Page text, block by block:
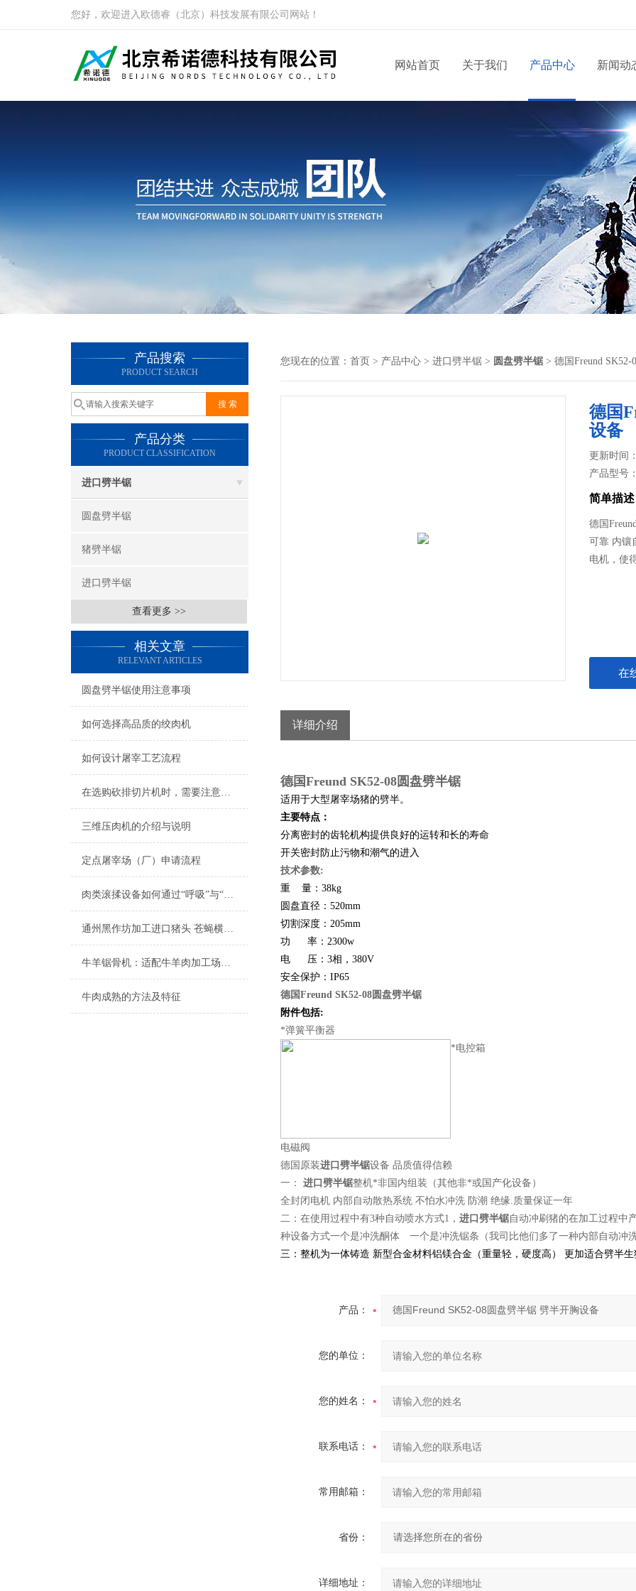
您好，欢迎进入欧德睿（北京）科技发展有限公司网站！
网站首页 关于我们 产品中心 新闻动
产品搜索
PRODUCT SEARCH
产品分类
PRODUCT CLASSIFICATION
进口劈半锯
圆盘劈半锯
猪劈半锯
进口劈半锯
查看更多 >>
相关文章
RELEVANT ARTICLES
圆盘劈半锯使用注意事项
如何选择高品质的绞肉机
如何设计屠宰工艺流程
在选购砍排切片机时，需要注意以下几点
三维压肉机的介绍与说明
定点屠宰场（厂）申请流程
肉类滚揉设备如何通过“呼吸”与“按摩”提升肉类品质？
通州黑作坊加工进口猪头 苍蝇横飞油污遍地受到处罚
牛羊锯骨机：适配牛羊肉加工场景的核心设计优势
牛肉成熟的方法及特征
您现在的位置： 首页 > 产品中心 > 进口劈半锯 > 圆盘劈半锯 > 德国Freund
德国
设备
更新时间
产品型号
简单描述
德国
可靠 内镶
电机，使
在
详细介绍
德国Freund SK52-08圆盘劈半锯
适用于大型屠宰场猪的劈半。
主要特点：
分离密封的齿轮机构提供良好的运转和长的寿命
开关密封防止污物和潮气的进入
技术参数:
重
量： 38kg
圆盘直径： 520mm
切割深度： 205mm
功
率： 2300w
电
压： 3相， 380V
安全保护： IP65
德国Freund SK52-08圆盘劈半锯
附件包括:
*弹簧平衡器
*电控箱
电磁阀
德国原装进口劈半锯设备 品质值得信赖
一： 进口劈半锯整机*非国内组装（其他非*或国产化设备）
全封闭电机 内部自动散热系统 不怕水冲洗 防潮 绝缘.质量保证一年
二：在使用过程中有3种自动喷水方式1， 进口劈半锯自动冲刷猪的在加工过程中
种设备方式一个是冲洗酮体 一个是冲洗锯条（我司比他们多了一种内部自动冲洗
三：整机为一体铸造 新型合金材料铝镁合金（重量轻，硬度高） 更加适合劈半生
产品：
您的单位：
您的姓名：
联系电话：
常用邮箱：
省份：
详细地址：